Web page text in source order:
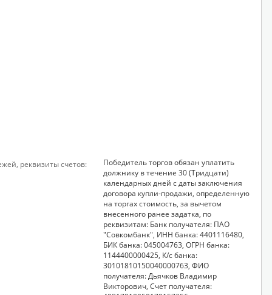
реквизиты счетов:
Победитель торгов обязан уплатить
должнику в течение 30 (Тридцати)
календарных дней с даты заключения
договора купли-продажи, определенную
на торгах стоимость, за вычетом
внесенного ранее задатка, по
реквизитам: Банк получателя: ПАО
"Совкомбанк", ИНН банка: 4401116480,
БИК банка: 045004763, ОГРН банка:
1144400000425, К/с банка:
30101810150040000763, ФИО
получателя: Дьячков Владимир
Викторович, Счет получателя: